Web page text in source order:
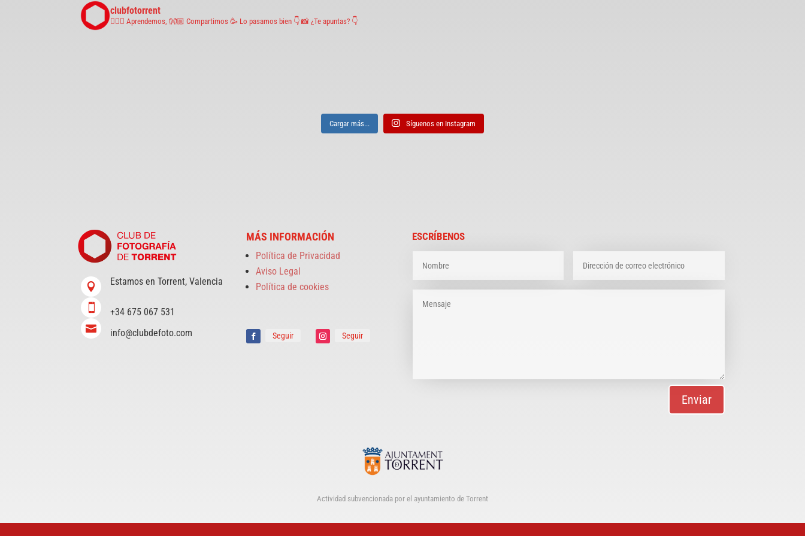
clubfotorrent
🤹🏼‍♀️ Aprendemos, 👐🏼 Compartimos 🥳 Lo pasamos bien 👇 📸 ¿Te apuntas? 👇
Cargar más... Síguenos en Instagram
 Estamos en Torrent, Valencia
 +34 675 067 531
 info@clubdefoto.com
MÁS INFORMACIÓN
Política de Privacidad
Aviso Legal
Política de cookies
Seguir Seguir
ESCRÍBENOS
Enviar
Actividad subvencionada por el ayuntamiento de Torrent